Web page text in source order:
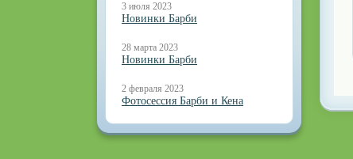
3 июля 2023
Новинки Барби
28 марта 2023
Новинки Барби
2 февраля 2023
Фотосессия Барби и Кена